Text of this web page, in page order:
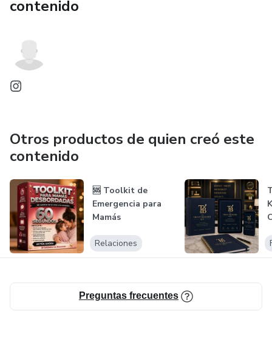
contenido
Otros productos de quien creó este
contenido
🆘 Toolkit de
Emergencia para
Mamás
Segundo...
Relaciones
Preguntas frecuentes